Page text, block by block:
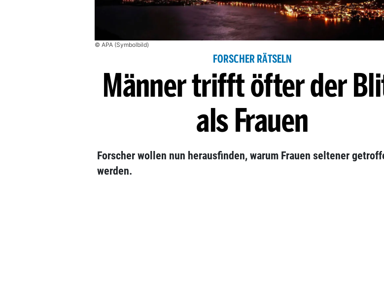
© APA (Symbolbild)
FORSCHER RÄTSELN
Männer trifft öfter der
als Frauen
Forscher wollen nun herausfinden, warum Frauen seltener
werden.